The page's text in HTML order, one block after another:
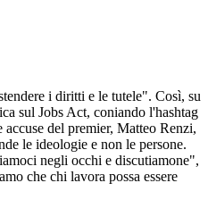
i diritti e le tutele". Così, su
sul Jobs Act, coniando l'hashtag
del premier, Matteo Renzi,
le ideologie e non le persone.
negli occhi e discutiamone",
che chi lavora possa essere